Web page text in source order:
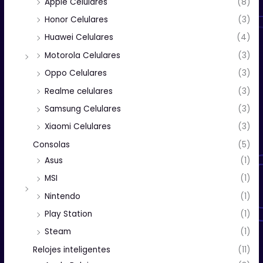
Honor Celulares
(3)
Huawei Celulares
(4)
Motorola Celulares
(3)
Oppo Celulares
(3)
Realme celulares
(3)
Samsung Celulares
(3)
Xiaomi Celulares
(3)
Consolas
(5)
Asus
(1)
MSI
(1)
Nintendo
(1)
Play Station
(1)
Steam
(1)
Relojes inteligentes
(11)